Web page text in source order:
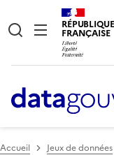
RÉPUBLIQUE
FRANÇAISE
Accueil Jeux de données